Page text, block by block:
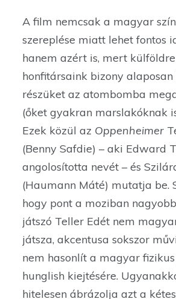
A film nemcsak a magyar
szereplése miatt lehet fontos
hanem azért is, mert
honfitársaink bizony
részüket az atombomba
(őket gyakran marslakóknak
Ezek közül az Oppenheimer
(Benny Safdie) – aki Edward
angolosította nevét – és
(Haumann Máté) mutatja be.
hogy pont a moziban
játszó Teller Edét nem
játsza, akcentusa sokszor
nem hasonlít a magyar
hunglish kiejtésére.
hitelesen ábrázolja azt a